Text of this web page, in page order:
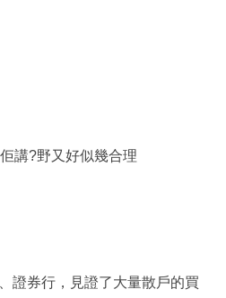
講?野又好似幾合理
證券行，見證了大量散戶的買